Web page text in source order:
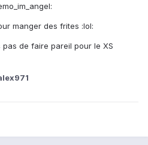
manger des frites :lol:
de faire pareil pour le XS